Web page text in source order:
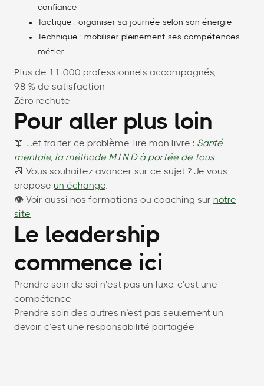
confiance
Tactique : organiser sa journée selon son énergie
Technique : mobiliser pleinement ses compétences
métier
Plus de 11 000 professionnels accompagnés,
98 % de satisfaction
Zéro rechute
Pour aller plus loin
📖 …et traiter ce problème, lire mon livre : Santé
mentale, la méthode M.I.N.D à portée de tous
📆 Vous souhaitez avancer sur ce sujet ? Je vous
propose un échange.
👁 Voir aussi nos formations ou coaching sur notre
site
Le leadership
commence ici
Prendre soin de soi n’est pas un luxe, c’est une
compétence
Prendre soin des autres n’est pas seulement un
devoir, c’est une responsabilité partagée